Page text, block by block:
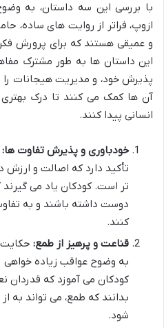
با بررسی این سه داستان، به
ازوپ، فراتر از روایت های ساده،
و عمیقی هستند که برای پرورش
این داستان ها به طور مشترک
پذیرش خود، و مدیریت هیجانات
آن ها کمک می کنند تا درک بهتری
انسانی پیدا کنند.
خودباوری و پذیرش تفاوت ها:
تأکید دارد که اصالت و ارزش
تر است. کودکان یاد می گیرند
دوست داشته باشند و به
کنند.
قناعت و پرهیز از طمع:
به وضوح عواقب زیاده خواهی
کودکان می آموزد که قدردان
بدانند که طمع، می تواند به
شود.